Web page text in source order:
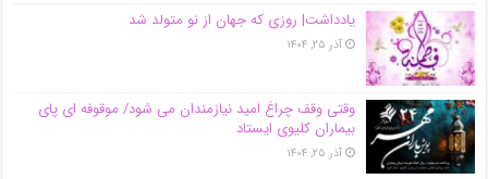
یادداشت| روزی که جهان از نو متولد شد
آذر ۲۵, ۱۴۰۴
وقتی وقف چراغ امید نیازمندان می شود/ موقوفه ای پای
بیماران کلیوی ایستاد
آذر ۲۵, ۱۴۰۴